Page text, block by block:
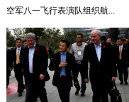
空军八一飞行表演队组织航...